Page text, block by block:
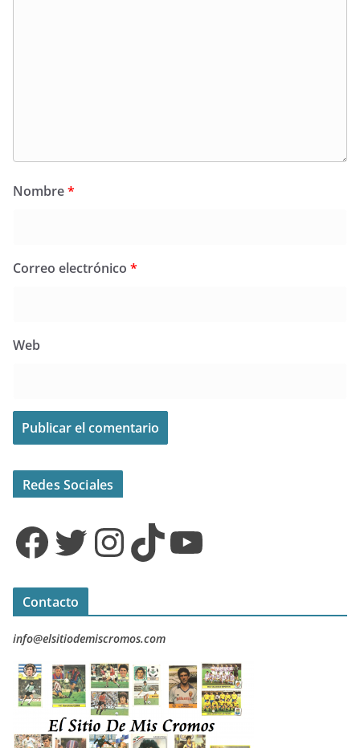
Nombre*
Correo electrónico *
Web
Redes Sociales
Facebook Twitter InstagramTikTok YouTube
Contacto
info@elsitiodemiscromos.com